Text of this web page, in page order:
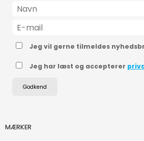
Jeg vil gerne tilmeldes
Jeg har læst og accepterer
Godkend
MÆRKER